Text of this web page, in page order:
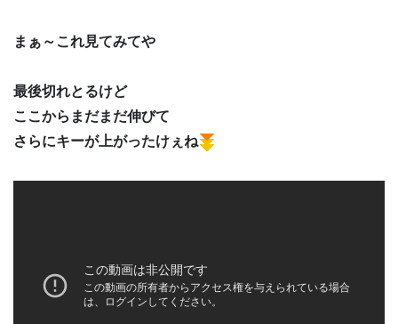
まぁ～これ見てみてや
最後切れとるけど
ここからまだまだ伸びて
さらにキーが上がったけぇね